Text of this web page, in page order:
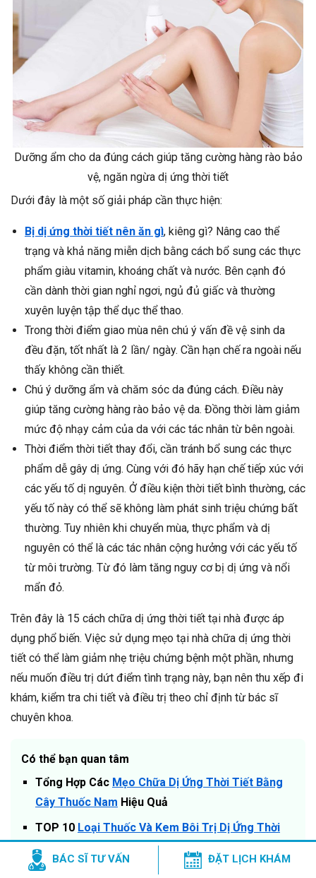
Dưỡng ẩm cho da đúng cách giúp tăng cường hàng rào bảo
vệ, ngăn ngừa dị ứng thời tiết
Dưới đây là một số giải pháp cần thực hiện:
Bị dị ứng thời tiết nên ăn gì, kiêng gì? Nâng cao thể
trạng và khả năng miễn dịch bằng cách bổ sung các thực
phẩm giàu vitamin, khoáng chất và nước. Bên cạnh đó
cần dành thời gian nghỉ ngơi, ngủ đủ giấc và thường
xuyên luyện tập thể dục thể thao.
Trong thời điểm giao mùa nên chú ý vấn đề vệ sinh da
đều đặn, tốt nhất là 2 lần/ ngày. Cần hạn chế ra ngoài nếu
thấy không cần thiết.
Chú ý dưỡng ẩm và chăm sóc da đúng cách. Điều này
giúp tăng cường hàng rào bảo vệ da. Đồng thời làm giảm
mức độ nhạy cảm của da với các tác nhân từ bên ngoài.
Thời điểm thời tiết thay đổi, cần tránh bổ sung các thực
phẩm dễ gây dị ứng. Cùng với đó hãy hạn chế tiếp xúc với
các yếu tố dị nguyên. Ở điều kiện thời tiết bình thường, các
yếu tố này có thể sẽ không làm phát sinh triệu chứng bất
thường. Tuy nhiên khi chuyển mùa, thực phẩm và dị
nguyên có thể là các tác nhân cộng hưởng với các yếu tố
từ môi trường. Từ đó làm tăng nguy cơ bị dị ứng và nổi
mẩn đỏ.
Trên đây là 15 cách chữa dị ứng thời tiết tại nhà được áp
dụng phổ biến. Việc sử dụng mẹo tại nhà chữa dị ứng thời
tiết có thể làm giảm nhẹ triệu chứng bệnh một phần, nhưng
nếu muốn điều trị dứt điểm tình trạng này, bạn nên thu xếp đi
khám, kiểm tra chi tiết và điều trị theo chỉ định từ bác sĩ
chuyên khoa.
Có thể bạn quan tâm
Tổng Hợp Các Mẹo Chữa Dị Ứng Thời Tiết Bằng
Cây Thuốc Nam Hiệu Quả
TOP 10 Loại Thuốc Và Kem Bôi Trị Dị Ứng Thời
Tiết
Tốt Nhất Thị Trường
BÁC SĨ TƯ VẤN ĐẶT LỊCH KHÁM